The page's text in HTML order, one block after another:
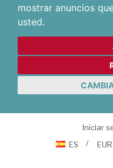
mostrar anuncios
usted.
Iniciar
ES
EUR